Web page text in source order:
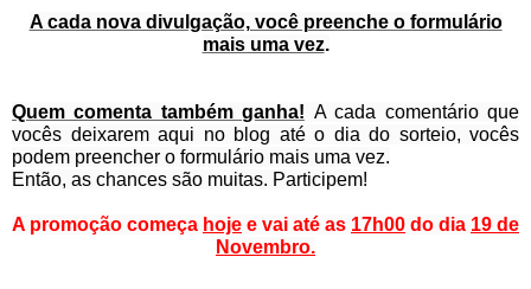
A cada nova divulgação, você preenche o formulário
mais uma vez.
Quem comenta também ganha! A cada comentário que
vocês deixarem aqui no blog até o dia do sorteio, vocês
podem preencher o formulário mais uma vez.
Então, as chances são muitas. Participem!
A promoção começa hoje e vai até as 17h00 do dia 19 de
Novembro.